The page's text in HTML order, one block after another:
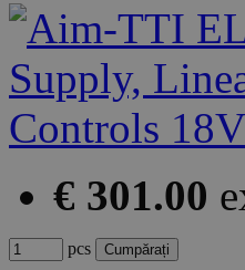
€ 301.00
pcs